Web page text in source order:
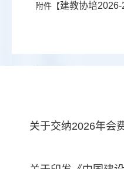
附件【建教协培
关于交纳2026年会